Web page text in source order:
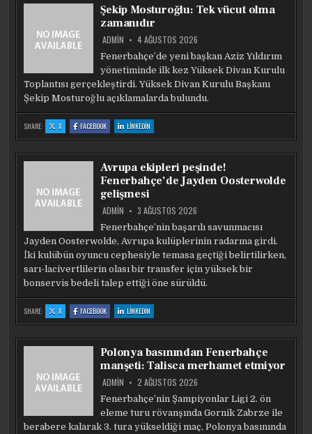
20
MILYON
EURO
BONSERVIS
MILYON
EURO
BONSERVIS
Şekip Mosturoğlu: Tek vücut olma
zamanıdır
ADMIN 4 AĞUSTOS 2026
Fenerbahçe’de yeni başkan Aziz Yıldırım
yönetiminde ilk kez Yüksek Divan Kurulu
Toplantısı gerçekleştirdi. Yüksek Divan Kurulu Başkanı
Şekip Mosturoğlu açıklamalarda bulundu.
SHARE: X:
ŞEKIP
MOSTUROĞLU:
VÜCUT
OLMA
FACEBOOK:
ŞEKIP
MOSTUROĞLU:
VÜCUT
ZAMANIDIR
LINKEDIN
ŞEKIP
MOSTUROĞLU:
VÜCUT
ZAMANIDIR
Avrupa ekipleri peşinde!
Fenerbahçe’de Jayden Oosterwolde
gelişmesi
ADMIN 3 AĞUSTOS 2026
Fenerbahçe’nin başarılı savunmacısı
Jayden Oosterwolde, Avrupa kulüplerinin radarına girdi.
İki kulübün oyuncu cephesiyle temasa geçtiği belirtilirken,
sarı-lacivertlilerin olası bir transfer için yüksek bir
bonservis bedeli talep ettiği öne sürüldü.
SHARE: X:
AVRUPA
EKIPLERI
FENERBAHÇE’DE
JAYDEN
FACEBOOK:
AVRUPA
EKIPLERI
FENERBAHÇE’DE
OOSTERWOLDE
GELIŞMESI
LINKEDIN
AVRUPA
EKIPLERI
FENERBAHÇE’DE
OOSTERWOLDE
GELIŞMESI
Polonya basınından Fenerbahçe
manşeti: Talisca merhamet etmiyor
ADMIN 2 AĞUSTOS 2026
Fenerbahçe’nin Şampiyonlar Ligi 2. ön
eleme turu rövanşında Gornik Zabrze ile
berabere kalarak 3. tura yükseldiği maç, Polonya basınında